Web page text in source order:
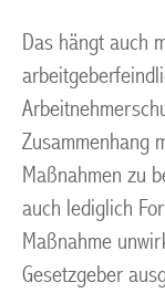
Das hängt auch
Zusammenhang
Maßnahmen zu
auch lediglich
Maßnahme
Gesetzgeber